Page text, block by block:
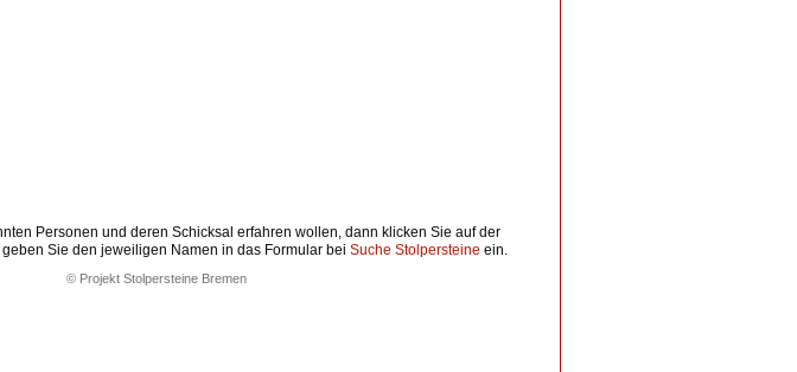
Personen und deren Schicksal erfahren wollen, dann klicken Sie auf der
Sie den jeweiligen Namen in das Formular bei Suche Stolpersteine ein.
© Projekt Stolpersteine Bremen